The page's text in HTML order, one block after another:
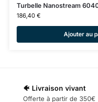
Turbelle Nanostream
186,40 €
Ajouter au
🐠 Livraison vivant
Offerte à partir de 350€